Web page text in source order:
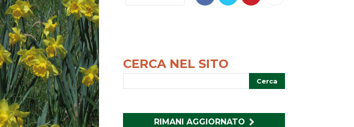
CERCA NEL SITO
RIMANI AGGIORNATO